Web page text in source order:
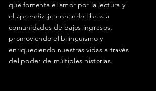
que fomenta el amor por la lectura y
el aprendizaje donando libros a
comunidades de bajos ingresos,
promoviendo el bilingüismo y
enriqueciendo nuestras vidas a través
del poder de múltiples historias.